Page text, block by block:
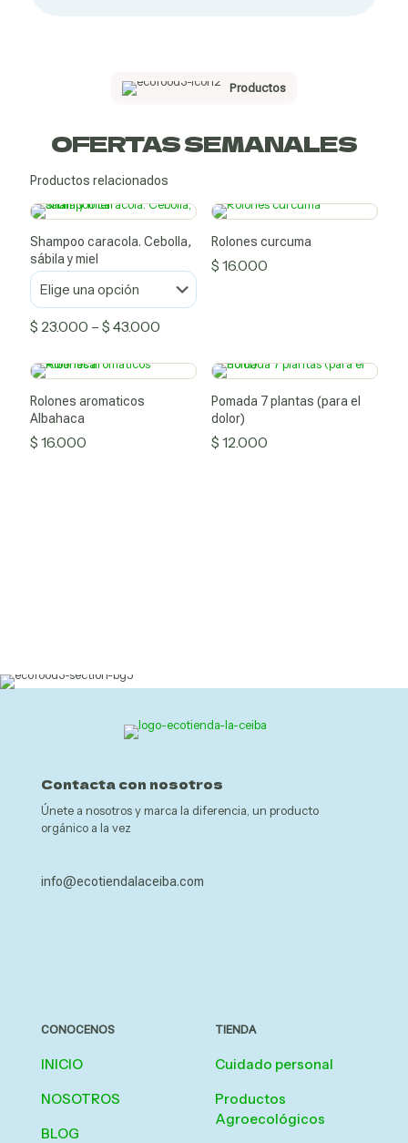
Cuidado personal
Productos Agroecológicos
Productos
OFERTAS SEMANALES
Productos relacionados
Shampoo caracola. Cebolla,
sábila y miel
$ 23.000 – $ 43.000
$ 23.000
through
$ 43.000
producto
múltiples
variantes.
Las
Rolones curcuma
$ 16.000
Rolones aromaticos
Albahaca
$ 16.000
Pomada 7 plantas (para el
dolor)
$ 12.000
Contacta con nosotros
Únete a nosotros y marca la diferencia, un producto
orgánico a la vez
info@ecotiendalaceiba.com
CONOCENOS
INICIO
NOSOTROS
BLOG
TIENDA
Cuidado personal
Productos
Agroecológicos